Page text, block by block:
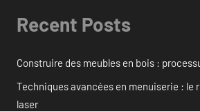
Recent Posts
Construire des meubles en bois :
Techniques avancées en menuiserie : le
laser